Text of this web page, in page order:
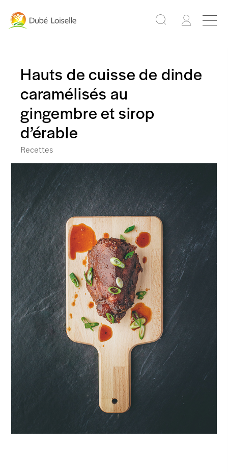
Hauts de cuisse de dinde
caramélisés au
gingembre et sirop
d’érable
Recettes